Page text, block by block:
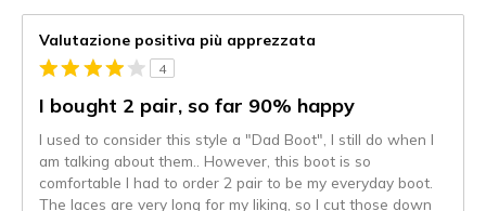
Valutazione positiva più apprezzata
4
I bought 2 pair, so far 90% happy
I used to consider this style a "Dad Boot", I still do when I
am talking about them.. However, this boot is so
comfortable I had to order 2 pair to be my everyday boot.
The laces are very long for my liking, so I cut those down